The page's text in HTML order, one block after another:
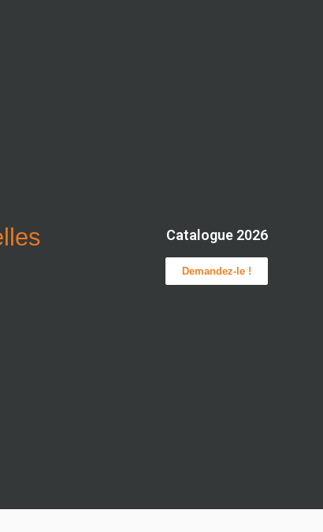
Catalogue 2026
Demandez-le !